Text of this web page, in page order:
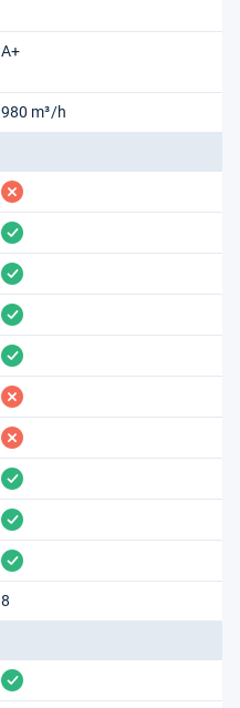
A+
980 m³/h
fehlt
vorhanden
vorhanden
vorhanden
vorhanden
fehlt
fehlt
vorhanden
vorhanden
vorhanden
8
vorhanden